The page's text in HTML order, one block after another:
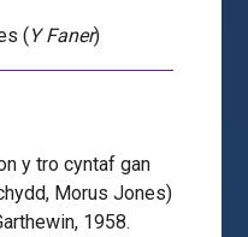
(Y Faner)
y tro cyntaf gan
Morus Jones)
1958.